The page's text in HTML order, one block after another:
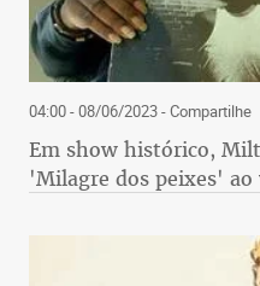
04:00 - 08/06/2023- Compartilhe
Em show histórico,
'Milagre dos peixes' ao